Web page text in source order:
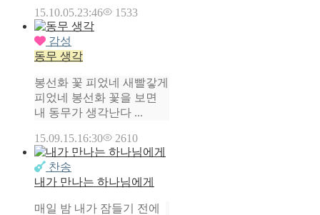
15.10.05.23:46 1533
감성
동무 생각
봉선화 꽃 피었네 새빨갛게
피었네 봉선화 꽃을 보면
내 동무가 생각난다 ...
15.09.15.16:30 2610
찬송
내가 만나는 하나님에게
매일 밤 내가 잠들기 전에